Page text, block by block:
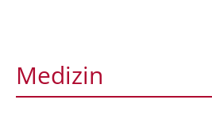
Medizin